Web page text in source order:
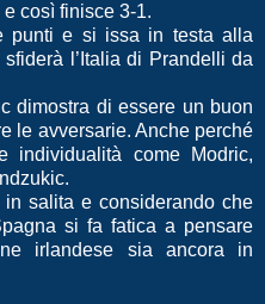
così finisce 3-1.
punti e si issa in testa alla
l’Italia di Prandelli da
dimostra di essere un buon
le avversarie. Anche perché
individualità come Modric,
in salita e considerando che
si fa fatica a pensare
irlandese sia ancora in